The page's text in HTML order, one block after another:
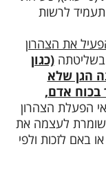
לרשות
את הצהרון
בשליטתה(כגון
הגן שלא
בכוח אדם,
הפעלת הצהרון
שומרת לעצמה את
באם לזכות ולפי